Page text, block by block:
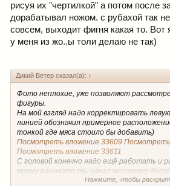
рисуя их "чертилкой" а потом после
дорабатывал ножом. с рубахой так
совсем, выходит фигня какая то. Вот
у меня из жо..ы толи делаю не так)
Дикий Ветер сказал(а): ↑
Фото неплохие, уже позволяют
фигуры.
На мой взгляд надо корректировать
линией обозначил примерное
тонкой где мяса стоило бы добавить)
Посмотреть вложение 33609
Посмотреть вложение 33611
С головой конечно надо ещё работать и
моему рановато ты начал мелочевку
пуговицы и ремень.Нажмите, чтобы